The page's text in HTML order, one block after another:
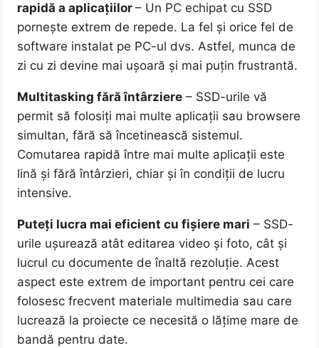
rapidă a aplicațiilor– Un PC echipat cu SSD
pornește extrem de repede. La fel și orice fel de
software instalat pe PC-ul dvs. Astfel, munca de
zi cu zi devine mai ușoară și mai puțin frustrantă.
Multitasking fără întârziere – SSD-urile vă
permit să folosiți mai multe aplicații sau browsere
simultan, fără să încetinească sistemul.
Comutarea rapidă între mai multe aplicații este
lină și fără întârzieri, chiar și în condiții de lucru
intensive.
Puteți lucra mai eficient cu fișiere mari – SSD-
urile ușurează atât editarea video și foto, cât și
lucrul cu documente de înaltă rezoluție. Acest
aspect este extrem de important pentru cei care
folosesc frecvent materiale multimedia sau care
lucrează la proiecte ce necesită o lățime mare de
bandă pentru date.